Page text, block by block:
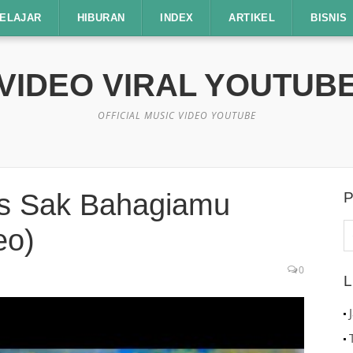
HIBURAN INDEX ARTIKEL BISNIS
VIRAL
OFFICIAL MUSIC VIDEO YOUTUBE
Sak Bahagiamu
0